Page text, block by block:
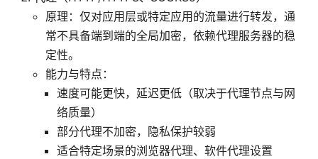
原理：仅对应用层或特定应用的流量进行转发，通
常不具备端到端的全局加密，依赖代理服务器的稳
定性。
能力与特点：
速度可能更快，延迟更低（取决于代理节点与网
络质量）
部分代理不加密，隐私保护较弱
适合特定场景的浏览器代理、软件代理设置